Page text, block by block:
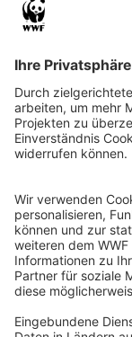
WWF Deutschland
Reinhardtstr. 18
10117 Berlin
Ihre Spende
Registriert als
Justiz Berlin, Az:
Umsatzsteuer-